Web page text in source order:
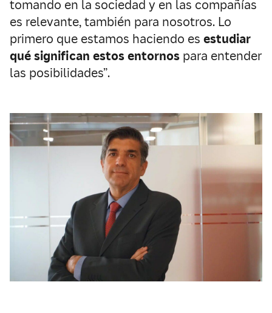
tomando en la sociedad y en las compañías
es relevante, también para nosotros. Lo
primero que estamos haciendo es estudiar
qué significan estos entornos para entender
las posibilidades”.